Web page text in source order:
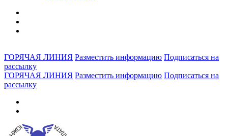
ГОРЯЧАЯ ЛИНИЯ Разместить информацию Подписаться на
рассылку
ГОРЯЧАЯ ЛИНИЯ Разместить информацию Подписаться на
рассылку